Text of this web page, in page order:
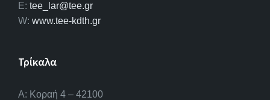
E: tee_lar@tee.gr
W: www.tee-kdth.gr
Τρίκαλα
Α: Κοραή 4 – 42100